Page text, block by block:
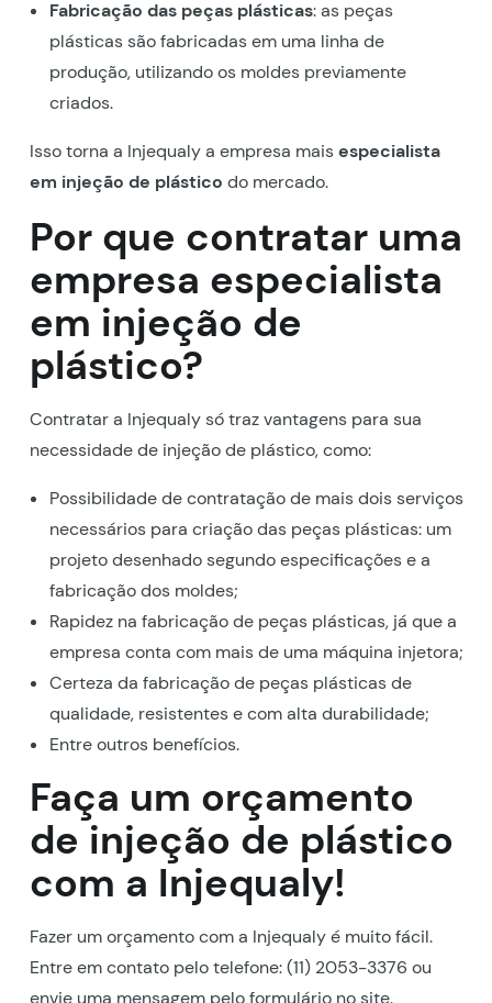
Fabricação das peças plásticas: as peças
plásticas são fabricadas em uma linha de
produção, utilizando os moldes previamente
criados.
Isso torna a Injequaly a empresa maisespecialista
em injeção de plástico do mercado.
Por que contratar uma
empresa especialista
em injeção de
plástico?
Contratar a Injequaly só traz vantagens para sua
necessidade de injeção de plástico, como:
Possibilidade de contratação de mais dois serviços
necessários para criação das peças plásticas: um
projeto desenhado segundo especificações e a
fabricação dos moldes;
Rapidez na fabricação de peças plásticas, já que a
empresa conta com mais de uma máquina injetora;
Certeza da fabricação de peças plásticas de
qualidade, resistentes e com alta durabilidade;
Entre outros benefícios.
Faça um orçamento
de injeção de plástico
com a Injequaly!
Fazer um orçamento com a Injequaly é muito fácil.
Entre em contato pelo telefone: (11) 2053-3376 ou
envie uma mensagem pelo formulário no site.